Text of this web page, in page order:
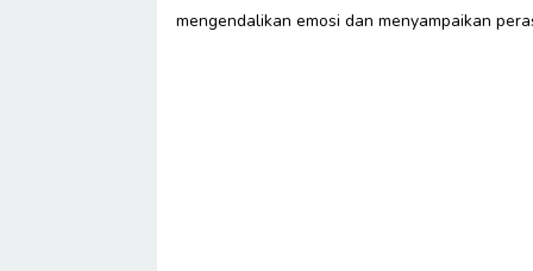
mengendalikan emosi dan menyampaikan